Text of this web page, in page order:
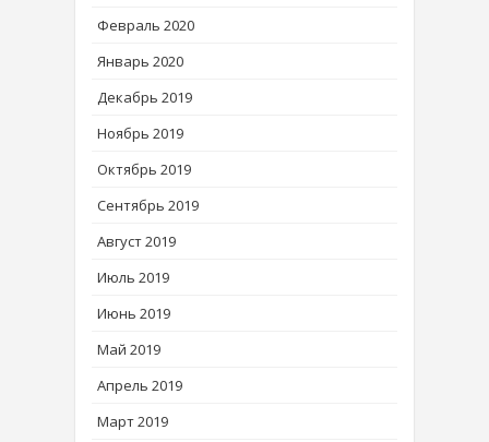
Февраль 2020
Январь 2020
Декабрь 2019
Ноябрь 2019
Октябрь 2019
Сентябрь 2019
Август 2019
Июль 2019
Июнь 2019
Май 2019
Апрель 2019
Март 2019